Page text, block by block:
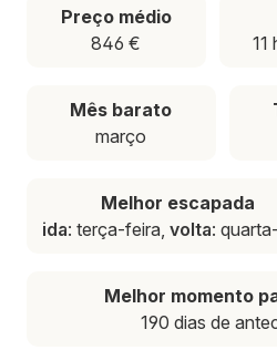
Preço médio
846 €
11
Mês barato
março
Melhor escapada
ida: terça-feira, volta:
Melhor momento
190 dias de